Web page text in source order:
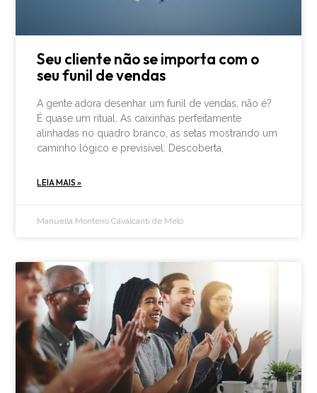
Seu cliente não se importa com o
seu funil de vendas
A gente adora desenhar um funil de vendas, não é?
É quase um ritual. As caixinhas perfeitamente
alinhadas no quadro branco, as setas mostrando um
caminho lógico e previsível: Descoberta,
LEIA MAIS »
Manuella Monteiro Cavalcanti de Melo